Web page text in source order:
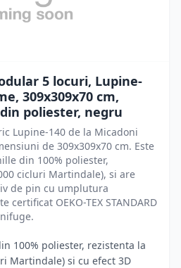
5 locuri, Lupine-
309x309x70 cm,
poliester, negru
Lupine-140 de la Micadoni
de 309x309x70 cm. Este
din 100% poliester,
cicluri Martindale), si are
de pin cu umplutura
certificat OEKO-TEX STANDARD
100% poliester, rezistenta la
Martindale) si cu efect 3D